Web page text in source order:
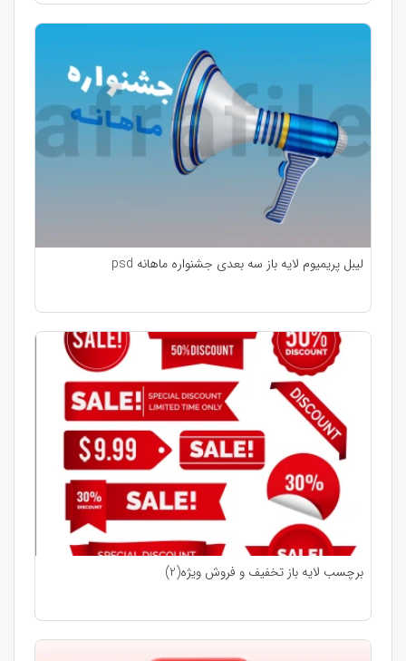
لیبل پریمیوم لایه باز سه بعدی جشنواره ماهانه psd
برچسب لایه باز تخفیف و فروش ویژه(2)